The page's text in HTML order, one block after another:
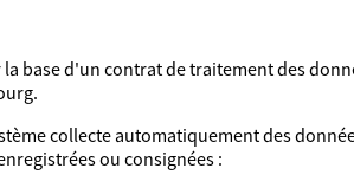
base d'un contrat de traitement des
collecte automatiquement des
ou consignées :